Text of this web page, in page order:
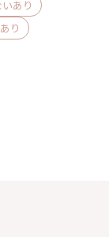
あり
り